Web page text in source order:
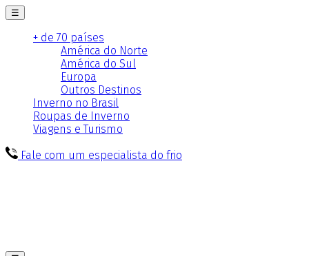
☰
+ de 70 países
América do Norte
América do Sul
Europa
Outros Destinos
Inverno no Brasil
Roupas de Inverno
Viagens e Turismo
Fale com um especialista do frio